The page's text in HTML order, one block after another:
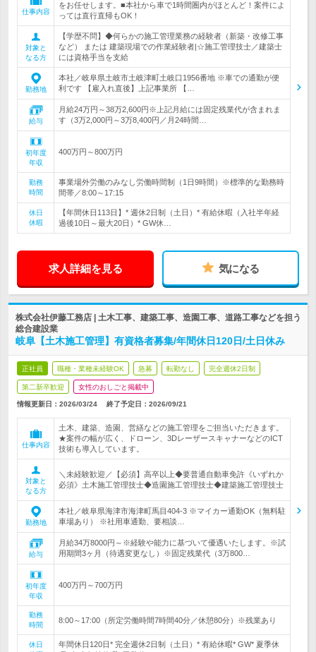
仕事内容
をお任せします。■本社から車で1時間圏内がほとんど！案件によ
っては直行直帰もOK！
対象と
なる方
【学歴不問】◆何らかの施工管理業務の経験者（新築・改修工事
など） または 建築現場での作業経験者|☆施工管理技士／建築士
には資格手当を支給
勤務地
本社／岐阜県土岐市土岐津町土岐口1956番地 ※車での通勤が便
利です 【雇入れ直後】上記事業所 【…
給与
月給24万円～38万2,600円※上記月給には固定残業代が含まれま
す（3万2,000円～3万8,400円／月24時間…
初年度
年収
400万円～800万円
勤務
時間
事業場外労働のみなし労働時間制（1日9時間）※標準的な勤務時
間帯／8:00～17:15
休日
休暇
【年間休日113日】* 週休2日制（土日）* 有給休暇（入社半年経
過後10日～最大20日）* GW休…
求人詳細を見る 気になる
株式会社伊藤工務店 | 土木工事、建築工事、造園工事、道路工事などを担う
総合建設業
岐阜【土木施工管理】有資格者募集/年間休日120日/土日休み
正社員 職種・業種未経験OK 急募 転勤なし 完全週休2日制
第二新卒歓迎 女性のおしごと掲載中
情報更新日：2026/03/24 終了予定日： 2026/09/21
仕事内容
土木、建築、造園、営繕などの施工管理をご担当いただきます。
★案件の幅が広く、ドローン、3DレーザースキャナーなどのICT
技術も導入しています。
対象と
なる方
＼未経験歓迎／【必須】高卒以上◆要普通自動車免許《いずれか
必須》土木施工管理技士◆造園施工管理技士◆建築施工管理技士
勤務地
本社／岐阜県海津市海津町馬目404-3 ※マイカー通勤OK（無料駐
車場あり） ※社用車通勤、要相談…
給与
月給34万8000円～※経験や能力に基づいて優遇いたします。※試
用期間3ヶ月（待遇変更なし）※固定残業代（3万800…
初年度
年収
400万円～700万円
勤務
時間
8:00～17:00（所定労働時間7時間40分／休憩80分）※残業あり
休日
年間休日120日* 完全週休2日制（土日）* 有給休暇* GW* 夏季休